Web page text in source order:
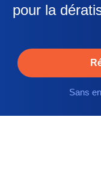
pour la
Sans